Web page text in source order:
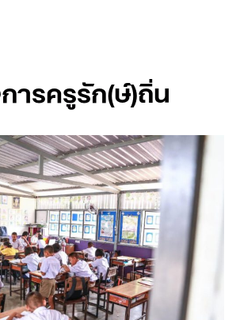
ารครูรัก(ษ์)ถิ่น